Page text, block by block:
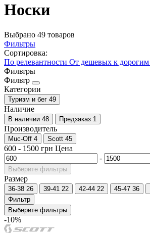
Носки
Выбрано 49 товаров
Фильтры
Сортировка:
По релевантности От дешевых к дорогим
Фильтры
Фильтр
Категории
Туризм и бег 49
Наличие
В наличии 48 Предзаказ 1
Производитель
Muc-Off 4 Scott 45
600 - 1500 грн Цена
-
Выберите фильтры
Размер
36-38 26 39-41 22 42-44 22 45-47 36
Фильтр
Выберите фильтры
-10%